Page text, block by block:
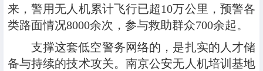
来，警用无人机累计飞行已超10万公里，预警各
类路面情况8000余次，参与救助群众700余起。
支撑这套低空警务网络的，是扎实的人才储
备与持续的技术攻关。南京公安无人机培训基地